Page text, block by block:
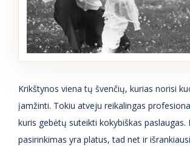
Krikštynos viena tų švenčių, kurias norisi
įamžinti. Tokiu atveju reikalingas
kuris gebėtų suteikti kokybiškas paslaugas.
pasirinkimas yra platus, tad net ir